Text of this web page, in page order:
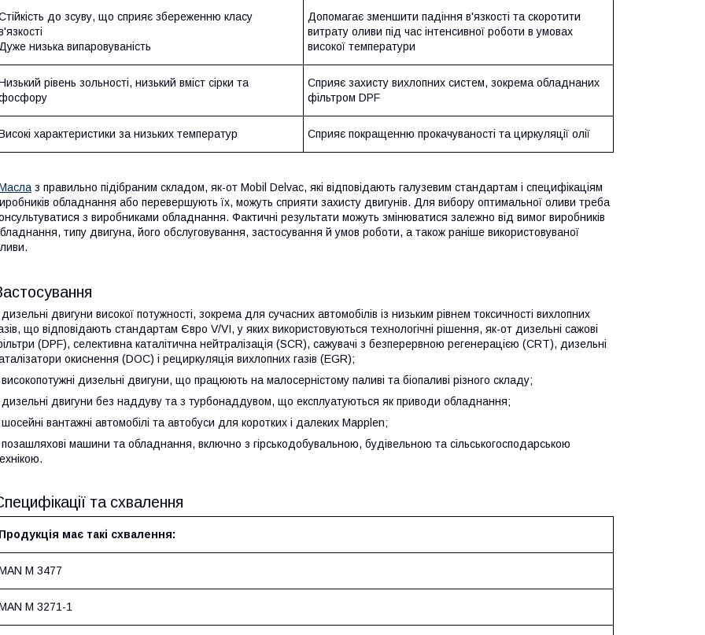
до зсуву, що сприяє збереженню класу
низька випаровуваність
Допомагає зменшити падіння в'язкості та скоротити
витрату оливи під час інтенсивної роботи в умовах
високої температури
рівень зольності, низький вміст сірки та
Сприяє захисту вихлопних систем, зокрема обладнаних
фільтром DPF
характеристики за низьких температур Сприяє покращенню прокачуваності та циркуляції олії
з правильно підібраним складом, як-от Mobil Delvac, які відповідають галузевим стандартам і специфікаціям
обладнання або перевершують їх, можуть сприяти захисту двигунів. Для вибору оптимальної оливи треба
з виробниками обладнання. Фактичні результати можуть змінюватися залежно від вимог виробників
типу двигуна, його обслуговування, застосування й умов роботи, а також раніше використовуваної
дизельні двигуни високої потужності, зокрема для сучасних автомобілів із низьким рівнем токсичності вихлопних
що відповідають стандартам Євро V/VI, у яких використовуються технологічні рішення, як-от дизельні сажові
(DPF), селективна каталітична нейтралізація (SCR), сажувачі з безперервною регенерацією (CRT), дизельні
окиснення (DOC) і рециркуляція вихлопних газів (EGR);
високопотужні дизельні двигуни, що працюють на малосерністому паливі та біопаливі різного складу;
дизельні двигуни без наддуву та з турбонаддувом, що експлуатуються як приводи обладнання;
шосейні вантажні автомобілі та автобуси для коротких і далеких Mapplen;
позашляхові машини та обладнання, включно з гірськодобувальною, будівельною та сільськогосподарською
та схвалення
має такі схвалення:
M 3477
M 3271-1